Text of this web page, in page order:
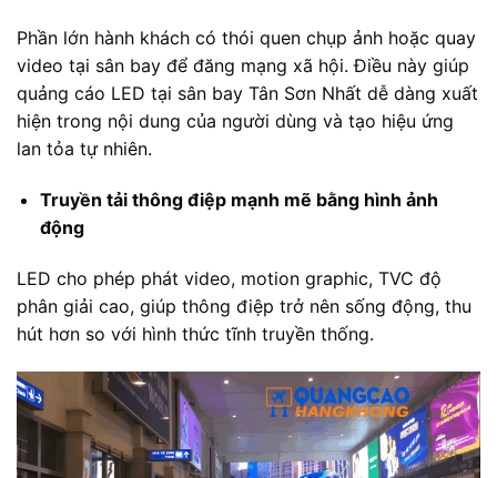
Phần lớn hành khách có thói quen chụp ảnh hoặc quay
video tại sân bay để đăng mạng xã hội. Điều này giúp
quảng cáo LED tại sân bay Tân Sơn Nhất dễ dàng xuất
hiện trong nội dung của người dùng và tạo hiệu ứng
lan tỏa tự nhiên.
Truyền tải thông điệp mạnh mẽ bằng hình ảnh
động
LED cho phép phát video, motion graphic, TVC độ
phân giải cao, giúp thông điệp trở nên sống động, thu
hút hơn so với hình thức tĩnh truyền thống.